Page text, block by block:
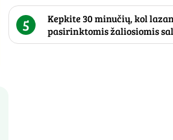
5
Kepkite 30 minučių, kol
pasirinktomis žaliosiomis